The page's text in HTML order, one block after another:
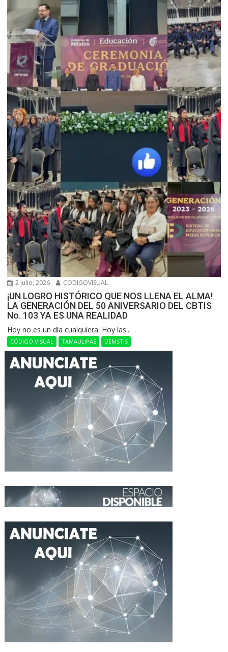
2 julio, 2026 CODIGOVISUAL
¡UN LOGRO HISTÓRICO QUE NOS LLENA EL ALMA!
LA GENERACIÓN DEL 50 ANIVERSARIO DEL CBTIS
No. 103 YA ES UNA REALIDAD
Hoy no es un día cualquiera. Hoy las...
CÓDIGO VISUAL TAMAULIPAS UEMSTIS